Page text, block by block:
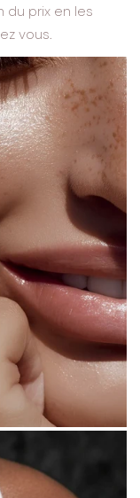
du prix en les
vous.